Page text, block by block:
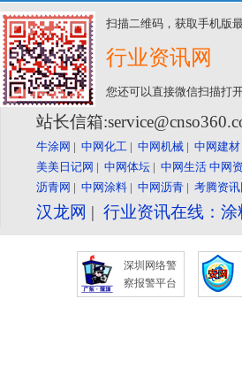
扫描二维码，获取手机版
行业资讯网
您还可以直接微信扫描打
站长信箱
牛涂网 | 中网化工 | 中网机械 | 中网建材
美美日记网 | 中网体坛 | 中网生活 中网
沥青网 | 中网涂料 | 中网沥青 | 考腾资讯
汉龙网 | 行业资讯在线：
深圳网络警
察报警平台